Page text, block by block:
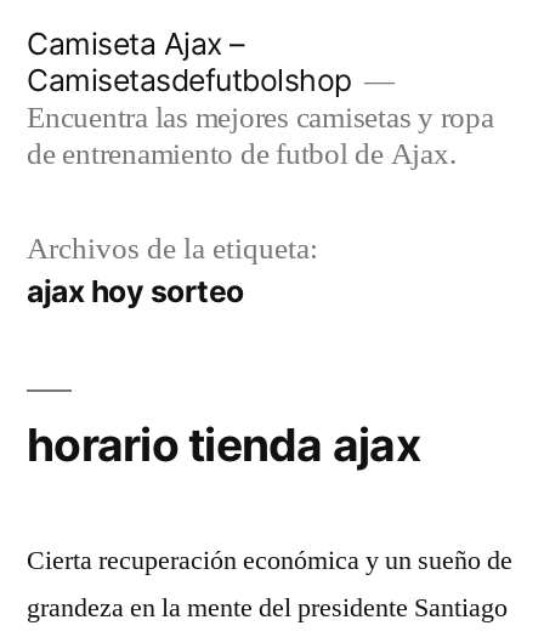
contenido
Camiseta Ajax –
Camisetasdefutbolshop
Encuentra las mejores camisetas y ropa
de entrenamiento de futbol de Ajax.
Archivos de la etiqueta:
ajax hoy sorteo
horario tienda ajax
Cierta recuperación económica y un sueño de
grandeza en la mente del presidente Santiago